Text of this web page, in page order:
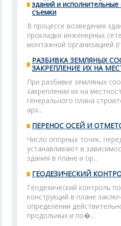
зданий и исполнительные
съемки
В процессе возведения
прокладки инженерных
монтажной организацией
РАЗБИВКА ЗЕМЛЯНЫХ
ЗАКРЕПЛЕНИЕ ИХ НА
При разбивке земляных
закреплении их на
генерального плана
арх...
ПЕРЕНОС ОСЕЙ И
Число опорных точек,
устанавливают в
здания в плане и ор...
ГЕОДЕЗИЧЕСКИЙ
Геодезический контроль
конструкций в плане
определении
продольных и по�...